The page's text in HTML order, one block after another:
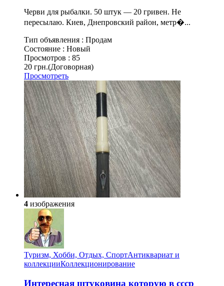
Черви для рыбалки. 50 штук — 20 гривен. Не
пересылаю. Киев, Днепровский район, метр�...
Тип объявления : Продам
Состояние : Новый
Просмотров : 85
20 грн.(Договорная)
Просмотреть
4 изображения
Туризм, Хобби, Отдых, СпортАнтиквариат и
коллекцииКоллекционирование
Интересная штуковина которую в ссср